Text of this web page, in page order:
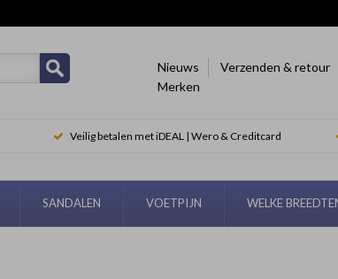
Nieuws
Verzenden & retour
Merken
Veilig betalen met iDEAL | Wero & Creditcard
SANDALEN VOETPIJN WELKE